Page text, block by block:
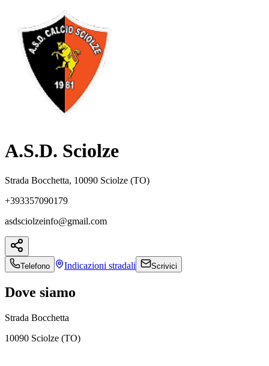
A.S.D. Sciolze
Strada Bocchetta, 10090 Sciolze (TO)
+393357090179
asdsciolzeinfo@gmail.com
Telefono Indicazioni stradali Scrivici
Dove siamo
Strada Bocchetta
10090 Sciolze (TO)